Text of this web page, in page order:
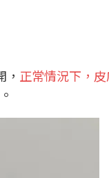
正常情況下，